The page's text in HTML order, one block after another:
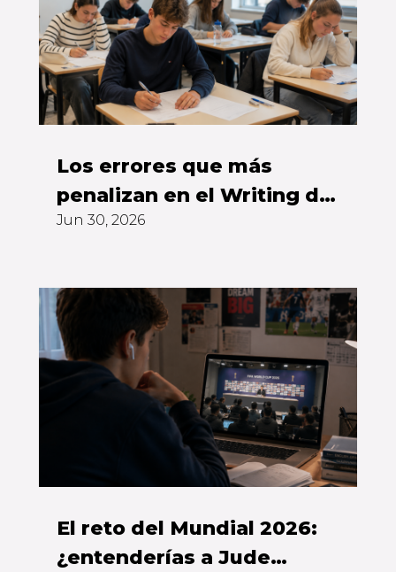
Los errores que más
penalizan en el Writing del
First
Jun 30, 2026
El reto del Mundial 2026:
¿entenderías a Jude